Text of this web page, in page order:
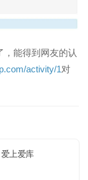
，能得到网友的认
activity/1对
爱上爱库